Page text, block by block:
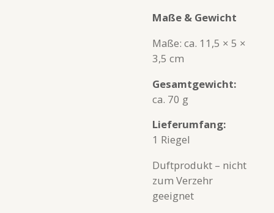
Maße & Gewicht
Maße: ca. 11,5 × 5 ×
3,5 cm
Gesamtgewicht:
ca. 70 g
Lieferumfang:
1 Riegel
Duftprodukt – nicht
zum Verzehr
geeignet